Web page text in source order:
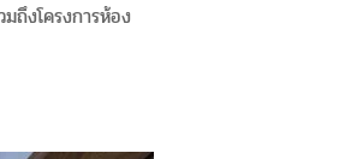
ถึงโครงการห้อง